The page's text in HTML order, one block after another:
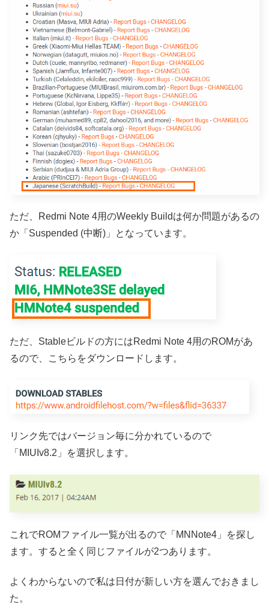
ただ、Redmi Note 4用のWeekly Buildは何か問題があるの
か「Suspended (中断)」となっています。
ただ、Stableビルドの方にはRedmi Note 4用のROMがあ
るので、こちらをダウンロードします。
リンク先ではバージョン毎に分かれているので
「MIUIv8.2」を選択します。
これでROMファイル一覧が出るので「MNNote4」を探し
ます。すると全く同じファイルが2つあります。
よくわからないので私は日付が新しい方を選んでおきまし
た。